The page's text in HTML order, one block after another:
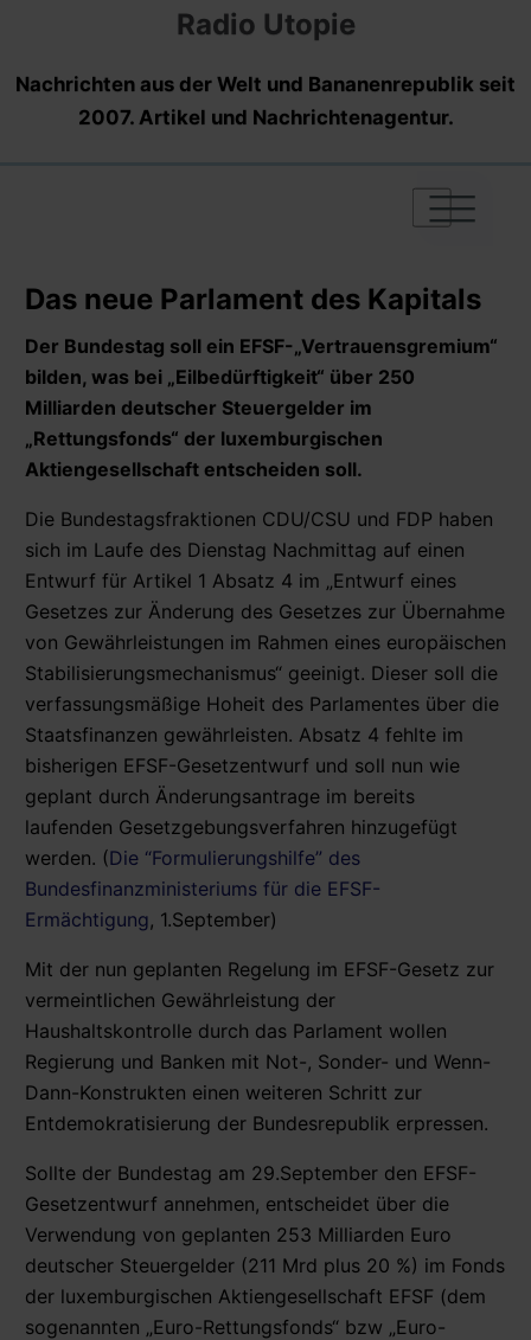
Radio Utopie
Nachrichten aus der Welt und Bananenrepublik seit
2007. Artikel und Nachrichtenagentur.
|
|
|
Das neue Parlament des Kapitals
Der Bundestag soll ein EFSF-„Vertrauensgremium“
bilden, was bei „Eilbedürftigkeit“ über 250
Milliarden deutscher Steuergelder im
„Rettungsfonds“ der luxemburgischen
Aktiengesellschaft entscheiden soll.
Die Bundestagsfraktionen CDU/CSU und FDP haben
sich im Laufe des Dienstag Nachmittag auf einen
Entwurf für Artikel 1 Absatz 4 im „Entwurf eines
Gesetzes zur Änderung des Gesetzes zur Übernahme
von Gewährleistungen im Rahmen eines europäischen
Stabilisierungsmechanismus“ geeinigt. Dieser soll die
verfassungsmäßige Hoheit des Parlamentes über die
Staatsfinanzen gewährleisten. Absatz 4 fehlte im
bisherigen EFSF-Gesetzentwurf und soll nun wie
geplant durch Änderungsantrage im bereits
laufenden Gesetzgebungsverfahren hinzugefügt
werden. (Die “Formulierungshilfe” des
Bundesfinanzministeriums für die EFSF-
Ermächtigung, 1.September)
Mit der nun geplanten Regelung im EFSF-Gesetz zur
vermeintlichen Gewährleistung der
Haushaltskontrolle durch das Parlament wollen
Regierung und Banken mit Not-, Sonder- und Wenn-
Dann-Konstrukten einen weiteren Schritt zur
Entdemokratisierung der Bundesrepublik erpressen.
Sollte der Bundestag am 29.September den EFSF-
Gesetzentwurf annehmen, entscheidet über die
Verwendung von geplanten 253 Milliarden Euro
deutscher Steuergelder (211 Mrd plus 20 %) im Fonds
der luxemburgischen Aktiengesellschaft EFSF (dem
sogenannten „Euro-Rettungsfonds“ bzw „Euro-